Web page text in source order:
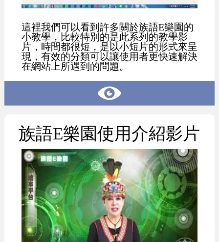
這裡我們可以看到許多關於族語E樂園的
小教學，比較特別的是此系列的教學影
片，時間都很短，是以小短片的形式來呈
現，有效的分類可以讓使用者更快速解決
在網站上所遇到的問題。
族語E樂園使用介紹影片